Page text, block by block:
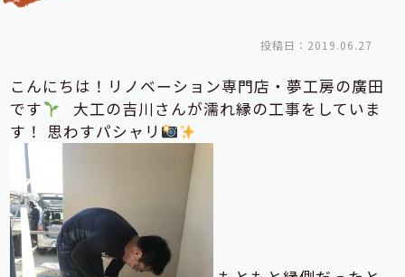
投稿日：2019.06.27
こんにちは！リノベーション専門店・夢工房の廣田
です
大工の吉川さんが濡れ縁の工事をしていま
す！ 思わすパシャリ